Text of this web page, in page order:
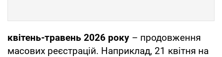
квітень-травень 2026 року – продовження
масових реєстрацій. Наприклад, 21 квітня на